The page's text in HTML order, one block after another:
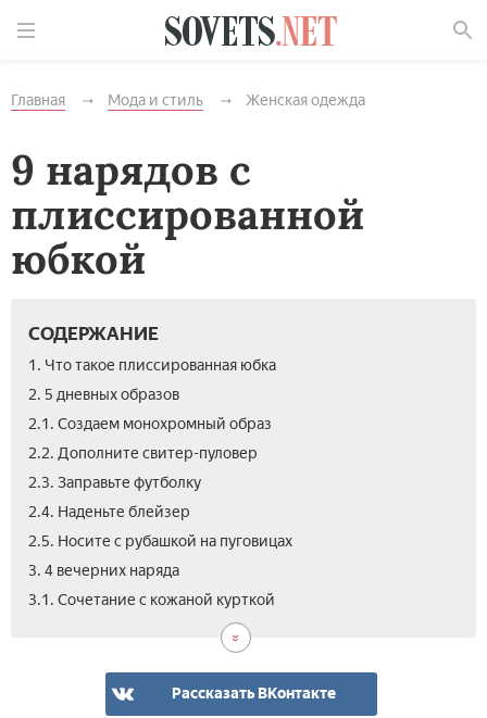
Главная Мода и стиль Женская одежда
9 нарядов с
плиссированной
юбкой
СОДЕРЖАНИЕ
1. Что такое плиссированная юбка
2. 5 дневных образов
2.1. Создаем монохромный образ
2.2. Дополните свитер-пуловер
2.3. Заправьте футболку
2.4. Наденьте блейзер
2.5. Носите с рубашкой на пуговицах
3. 4 вечерних наряда
3.1. Сочетание с кожаной курткой
Рассказать ВКонтакте